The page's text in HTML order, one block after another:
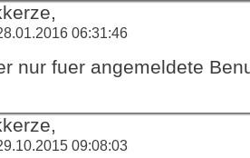
06:31:46
nur fuer angemeldete
09:08:03